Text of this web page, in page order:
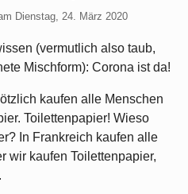
Dienstag, 24. März 2020
(vermutlich also taub,
Mischform): Corona ist da!
kaufen alle Menschen
Toilettenpapier! Wieso
In Frankreich kaufen alle
wir kaufen Toilettenpapier,